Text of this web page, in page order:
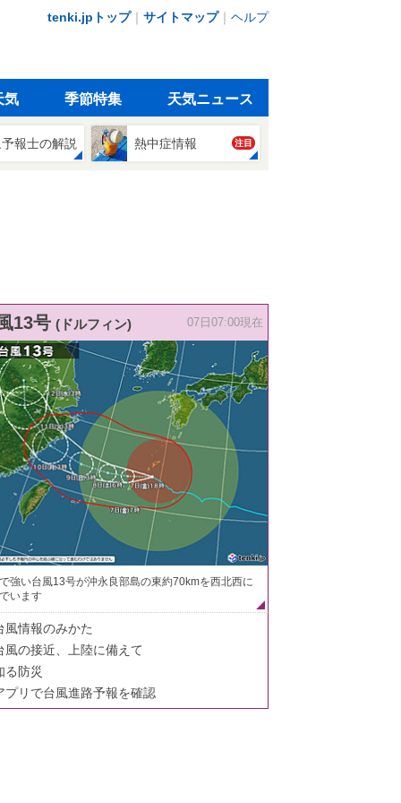
tenki.jpトップ｜ サイトマップ｜ ヘルプ
気 季節特集 天気ニュース
報士の解説 熱中症情報 注目
13号 (ドルフィン) 07日07:00現在
強い台風13号が沖永良部島の東約70kmを西北西に
います
風情報のみかた
風の接近、上陸に備えて
る防災
プリで台風進路予報を確認